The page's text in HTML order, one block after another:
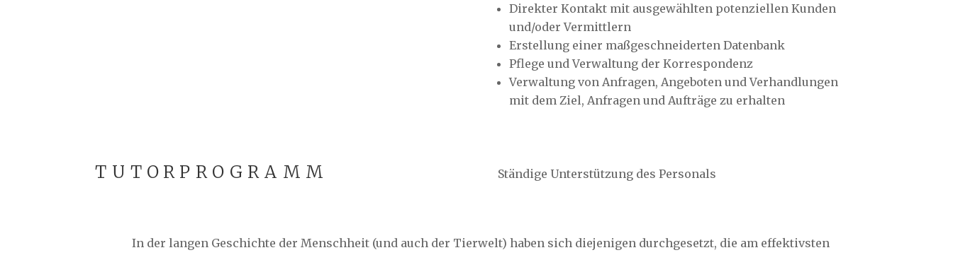
Direkter Kontakt mit ausgewählten potenziellen Kunden
und/oder Vermittlern
Erstellung einer maßgeschneiderten Datenbank
Pflege und Verwaltung der Korrespondenz
Verwaltung von Anfragen, Angeboten und Verhandlungen
mit dem Ziel, Anfragen und Aufträge zu erhalten
TUTORPROGRAMM Ständige Unterstützung des Personals
In der langen Geschichte der Menschheit (und auch der Tierwelt) haben sich diejenigen durchgesetzt, die am effektivsten